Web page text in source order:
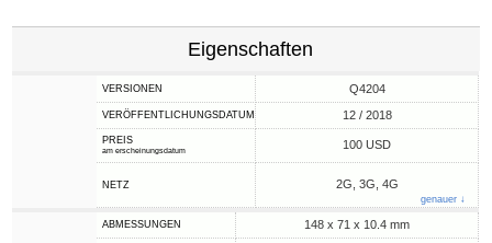
Eigenschaften
VERSIONEN Q4204
VERÖFFENTLICHUNGSDATUM 12 / 2018
PREIS
am erscheinungsdatum 100 USD
NETZ 2G, 3G, 4G
genauer ↓
ABMESSUNGEN 148 x 71 x 10.4 mm